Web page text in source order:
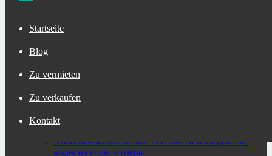
Startseite
Blog
Zu vermieten
Zu verkaufen
Kontaktкурортный город на побережье Коста-Брава
Andorra – живописные пейзажи и панорамные
виды на горы и озера.